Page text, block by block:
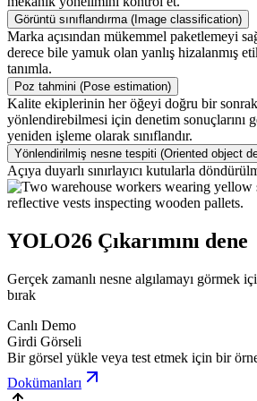
Görüntü sınıflandırma (Image classification)
Marka açısından mükemmel paketlemeyi
derece bile yamuk olan yanlış hizalanmış
tanımla.
Poz tahmini (Pose estimation)
Kalite ekiplerinin her öğeyi doğru bir
yönlendirebilmesi için denetim sonuçlarını
yeniden işleme olarak sınıflandır.
Yönlendirilmiş nesne tespiti (Oriented object
Açıya duyarlı sınırlayıcı kutularla
YOLO26 Çıkarımını dene
Gerçek zamanlı nesne algılamayı görmek
bırak
Canlı Demo
Girdi Görseli
Bir görsel yükle veya test etmek için bir
Dokümanları